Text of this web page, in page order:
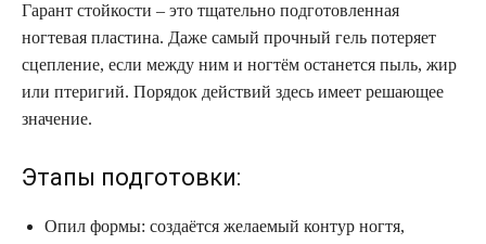
Гарант стойкости – это тщательно подготовленная
ногтевая пластина. Даже самый прочный гель потеряет
сцепление, если между ним и ногтём останется пыль, жир
или птеригий. Порядок действий здесь имеет решающее
значение.
Этапы подготовки:
Опил формы: создаётся желаемый контур ногтя,